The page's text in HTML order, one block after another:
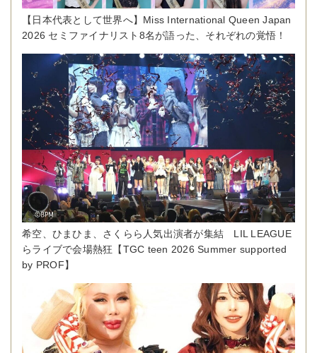
【日本代表として世界へ】Miss International Queen Japan
2026 セミファイナリスト8名が語った、それぞれの覚悟！
希空、ひまひま、さくらら人気出演者が集結 LIL LEAGUE
らライブで会場熱狂【TGC teen 2026 Summer supported
by PROF】